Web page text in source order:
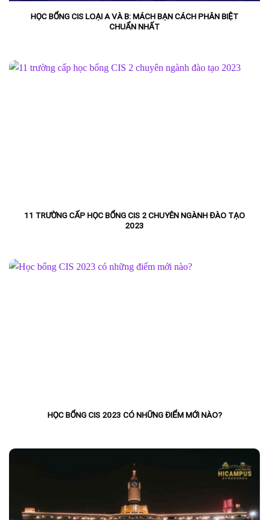
HỌC BỔNG CIS LOẠI A VÀ B: MÁCH BẠN CÁCH PHÂN BIỆT
CHUẨN NHẤT
11 TRƯỜNG CẤP HỌC BỔNG CIS 2 CHUYÊN NGÀNH ĐÀO TẠO
2023
HỌC BỔNG CIS 2023 CÓ NHỮNG ĐIỂM MỚI NÀO?